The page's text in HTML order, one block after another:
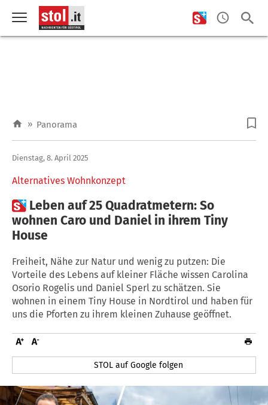
» Panorama
Alternatives Wohnkonzept
Dienstag, 8. April 2025
 Leben auf 25 Quadratmetern: So
wohnen Caro und Daniel in ihrem Tiny
House
Freiheit, Nähe zur Natur und wenig zu putzen: Die
Vorteile des Lebens auf kleiner Fläche wissen Carolina
Osorio Rogelis und Daniel Sperl zu schätzen. Sie
wohnen in einem Tiny House in Nordtirol und haben für
uns die Pforten zu ihrem kleinen Zuhause geöffnet.
STOL auf Google folgen